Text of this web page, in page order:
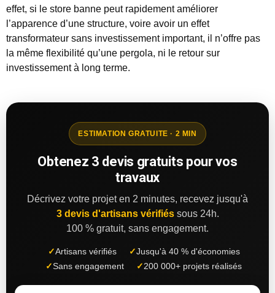
effet, si le store banne peut rapidement améliorer
l’apparence d’une structure, voire avoir un effet
transformateur sans investissement important, il n’offre pas
la même flexibilité qu’une pergola, ni le retour sur
investissement à long terme.
ESTIMATION GRATUITE · 2 MIN
Obtenez 3 devis gratuits pour vos
travaux
Décrivez votre projet en 2 minutes, recevez jusqu'à
3 devis d'artisans vérifiéssous 24h.
100 % gratuit, sans engagement.
✓Artisans vérifiés ✓Jusqu'à 40 % d'économies
✓Sans engagement ✓ 200 000+ projets réalisés